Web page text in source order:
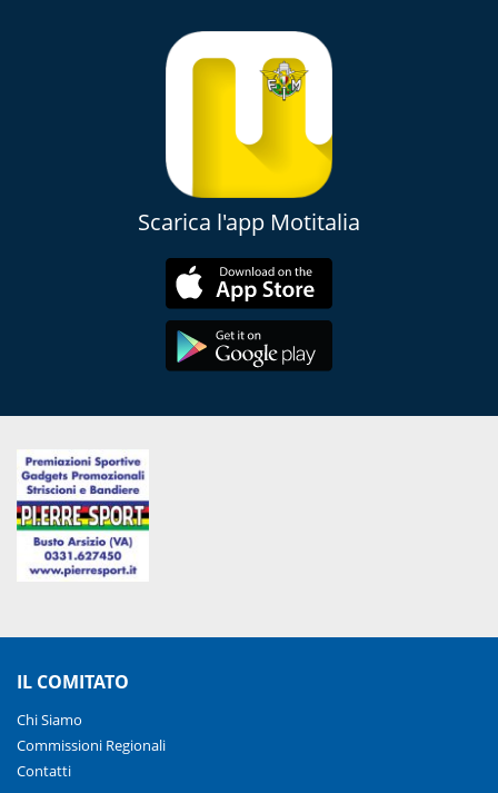
Scarica l'app Motitalia
IL COMITATO
Chi Siamo
Commissioni Regionali
Contatti